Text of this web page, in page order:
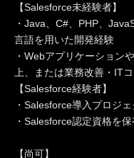
【Salesforce未経験者】
・Java、C#、PHP、
言語を用いた開発経験
・Webアプリケーション
上、または業務改善・IT
【Salesforce経験者】
・Salesforce導入プロジ
・Salesforce認定資格を保
【尚可】